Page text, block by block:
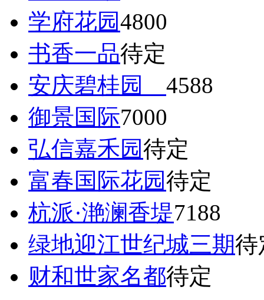
学府花园4800
书香一品待定
安庆碧桂园 4588
御景国际7000
弘信嘉禾园待定
富春国际花园待定
杭派·滟澜香堤7188
绿地迎江世纪城三期待
财和世家名都待定